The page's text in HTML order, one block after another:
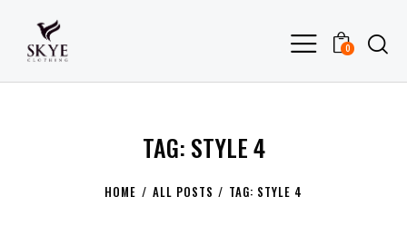
0
TAG: STYLE 4
HOME ALL POSTS TAG: STYLE 4